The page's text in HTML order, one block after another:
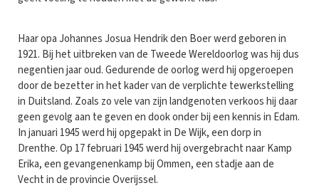
Haar opa Johannes Josua Hendrik den Boer werd geboren in
1921. Bij het uitbreken van de Tweede Wereldoorlog was hij dus
negentien jaar oud. Gedurende de oorlog werd hij opgeroepen
door de bezetter in het kader van de verplichte tewerkstelling
in Duitsland. Zoals zo vele van zijn landgenoten verkoos hij daar
geen gevolg aan te geven en dook onder bij een kennis in Edam.
In januari 1945 werd hij opgepakt in De Wijk, een dorp in
Drenthe. Op 17 februari 1945 werd hij overgebracht naar Kamp
Erika, een gevangenenkamp bij Ommen, een stadje aan de
Vecht in de provincie Overijssel.